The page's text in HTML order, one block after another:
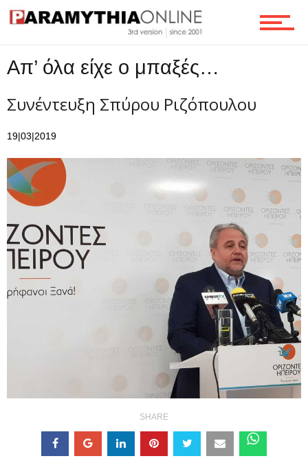
Απ’ όλα είχε ο μπαξές…
Συνέντευξη Σπύρου Ριζόπουλου
19|03|2019
SHARE